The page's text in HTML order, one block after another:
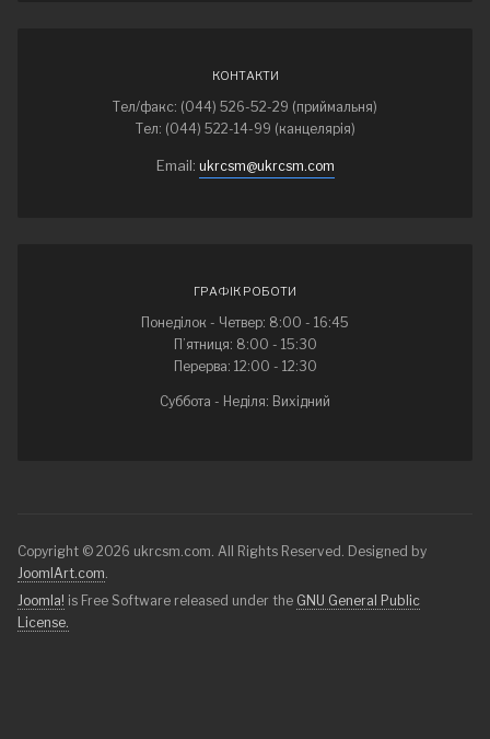
КОНТАКТИ
Тел/факс: (044) 526-52-29 (приймальня)
Тел: (044) 522-14-99 (канцелярія)
Email: ukrcsm@ukrcsm.com
ГРАФІК РОБОТИ
Понеділок - Четвер: 8:00 - 16:45
П’ятниця: 8:00 - 15:30
Перерва: 12:00 - 12:30
Суббота - Неділя: Вихідний
Copyright © 2026 ukrcsm.com. All Rights Reserved. Designed by
JoomlArt.com.
Joomla! is Free Software released under the GNU General Public
License.